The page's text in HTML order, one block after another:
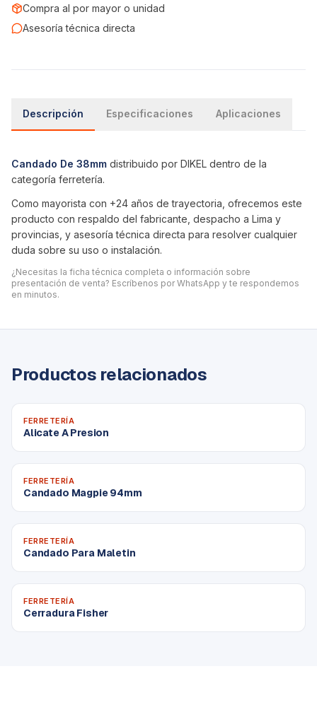
Compra al por mayor o unidad
Asesoría técnica directa
Descripción Especificaciones Aplicaciones
Candado De 38mm distribuido por DIKEL dentro de la
categoría ferretería.
Como mayorista con +24 años de trayectoria, ofrecemos este
producto con respaldo del fabricante, despacho a Lima y
provincias, y asesoría técnica directa para resolver cualquier
duda sobre su uso o instalación.
¿Necesitas la ficha técnica completa o información sobre
presentación de venta? Escríbenos por WhatsApp y te respondemos
en minutos.
Productos relacionados
FERRETERÍA
Alicate A Presion
FERRETERÍA
Candado Magpie 94mm
FERRETERÍA
Candado Para Maletin
FERRETERÍA
Cerradura Fisher